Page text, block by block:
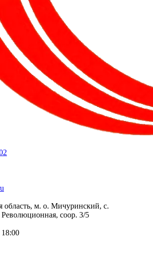
область, м. о. Мичуринский, с.
Революционная, соор. 3/5